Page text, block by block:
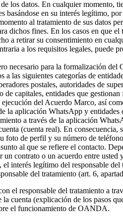
los datos. En cualquier momento,
basándose en su interés legítimo,
al tratamiento de sus datos
dichos fines. En los casos en que
a retirar su consentimiento en
a los requisitos legales, puede
necesario para la formalización
a las siguientes categorías de
postales, autoridades de
capitales, entidades que
del Acuerdo Marco, así
la aplicación WhatsApp y
a través de la aplicación
(cuenta real). En
de perfil y su número de
al que se refiere el contacto.
un contrato o un acuerdo entre
interés legítimo del responsable
del tratamiento (art. 6,
el responsable del tratamiento a
la cuenta (explicación de los pasos
el funcionamiento de OANDA.